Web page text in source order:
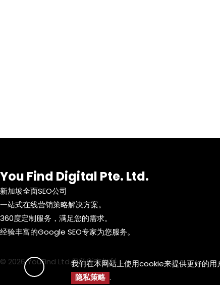
You Find Digital Pte. Ltd.
新加坡全面SEO公司
一站式在线营销策略解决方案。
360度定制服务，满足您的需求。
经验丰富的Google SEO专家为您服务。
© 2026 YouFind Ltd.保留所有权利我们在本网站上使用cookie来提供更好的
隐私策略 .